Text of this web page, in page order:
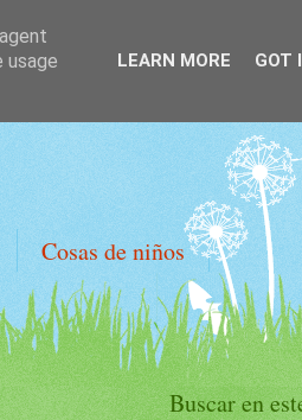
Cosas de niños
Buscar en
usage
LEARN MORE GOT